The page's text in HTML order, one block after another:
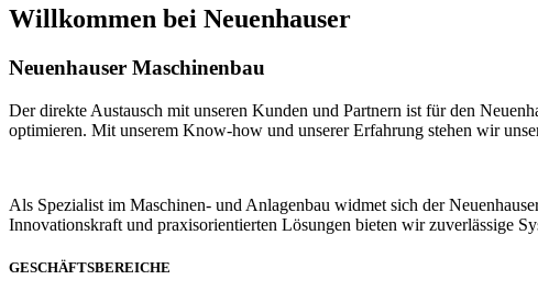
Willkommen bei Neuenhauser
Neuenhauser Maschinenbau
Der direkte Austausch mit unseren Kunden und Partnern ist für den
optimieren. Mit unserem Know-how und unserer Erfahrung stehen wir
Als Spezialist im Maschinen- und Anlagenbau widmet sich der
Innovationskraft und praxisorientierten Lösungen bieten wir zuverlässige
GESCHÄFTSBEREICHE